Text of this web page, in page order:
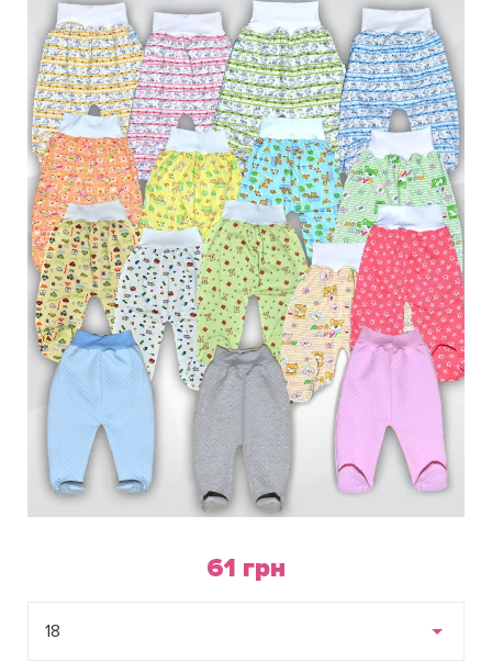
Обмен и возврат
Оптовикам
Контакты
Пн-Пт: с 8.00 до 17.00
(097) 779 44 39
Виктория
(097) 779 44 39
sofiyatextil@gmail.com
г. Горишние Плавни, ул. Строна 3, 2 этаж, София Текстиль
61 грн
18